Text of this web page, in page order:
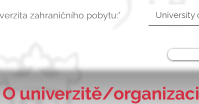
zahraničního pobytu:*
O univerzitě/organizaci